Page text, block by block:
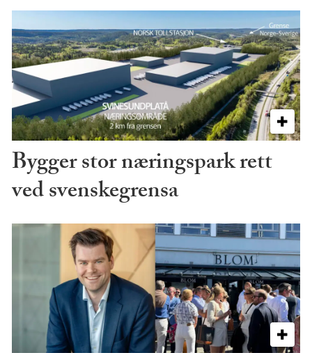
Bygger stor næringspark rett
ved svenskegrensa